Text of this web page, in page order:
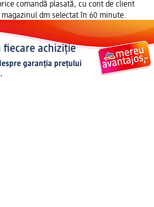
comandă plasată, cu cont de client
magazinul dm selectat în 60 minute.
fiecare achiziție
garanția prețului